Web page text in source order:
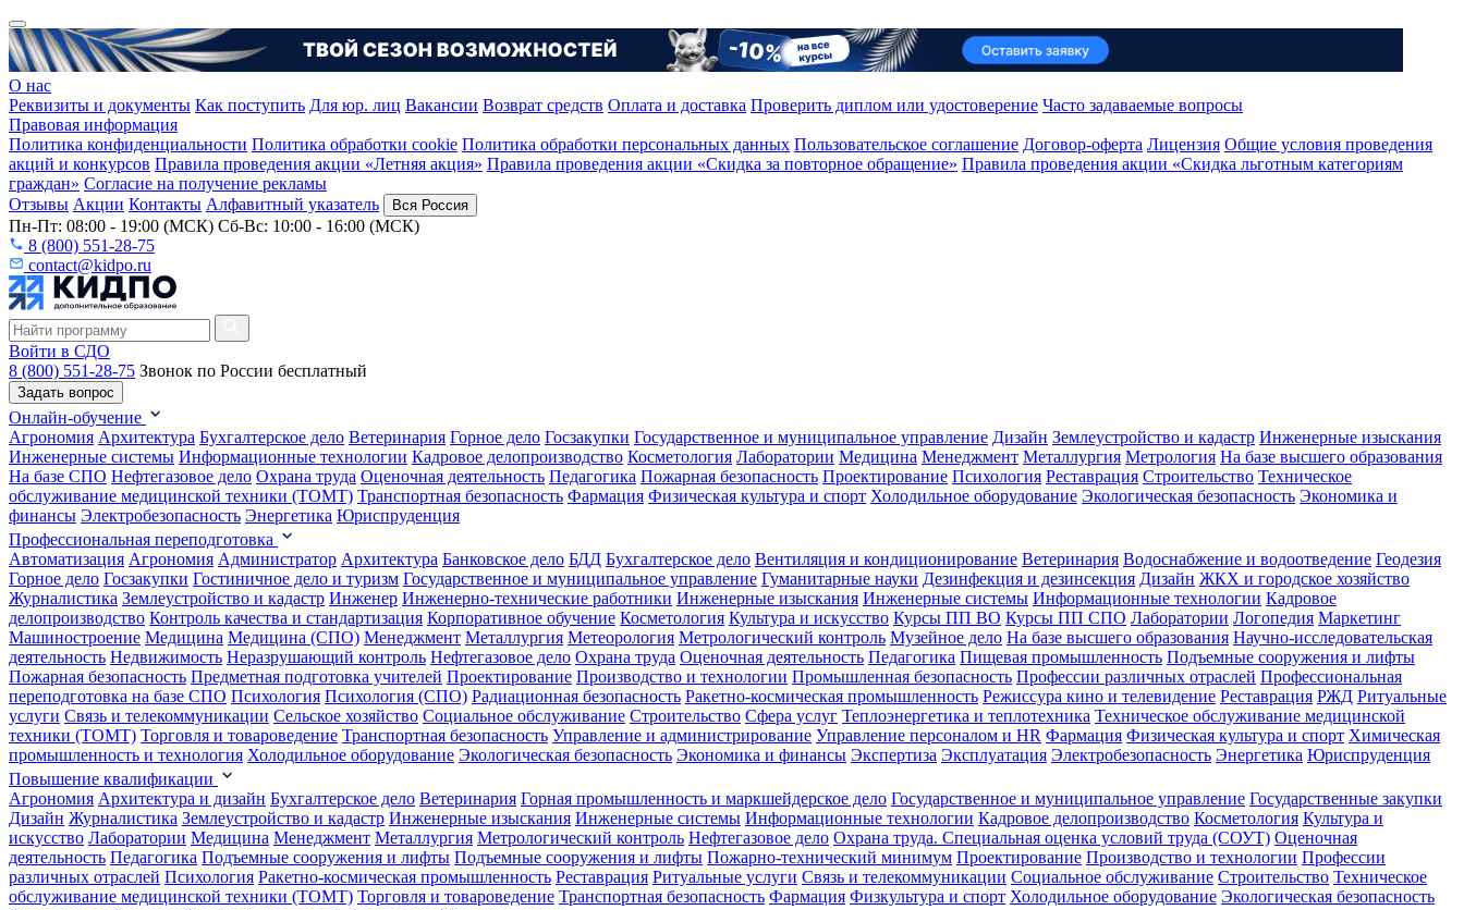
О нас
Реквизиты и документы Как поступить Для юр. лиц Вакансии Возврат средств Оплата и доставка Проверить диплом или удостоверение Часто задаваемые вопросы
Правовая информация
Политика конфиденциальности Политика обработки cookie Политика обработки персональных данных Пользовательское соглашение Договор-оферта Лицензия Общие условия проведения
акций и конкурсов Правила проведения акции «Летняя акция» Правила проведения акции «Скидка за повторное обращение» Правила проведения акции «Скидка льготным категориям
граждан» Согласие на получение рекламы
Отзывы Акции Контакты Алфавитный указатель Вся Россия
Пн-Пт: 08:00 - 19:00 (МСК) Сб-Вс: 10:00 - 16:00 (МСК)
8 (800) 551-28-75
contact@kidpo.ru
Войти в СДО
8 (800) 551-28-75 Звонок по России бесплатный
Задать вопрос
Онлайн-обучение
Агрономия Архитектура Бухгалтерское дело Ветеринария Горное дело Госзакупки Государственное и муниципальное управление Дизайн Землеустройство и кадастр Инженерные изыскания
Инженерные системы Информационные технологии Кадровое делопроизводство Косметология Лаборатории Медицина Менеджмент Металлургия Метрология На базе высшего образования
На базе СПО Нефтегазовое дело Охрана труда Оценочная деятельность Педагогика Пожарная безопасность Проектирование Психология Реставрация Строительство Техническое
обслуживание медицинской техники (ТОМТ) Транспортная безопасность Фармация Физическая культура и спорт Холодильное оборудование Экологическая безопасность Экономика и
финансы Электробезопасность Энергетика Юриспруденция
Профессиональная переподготовка
Автоматизация Агрономия Администратор Архитектура Банковское дело БДД Бухгалтерское дело Вентиляция и кондиционирование Ветеринария Водоснабжение и водоотведение Геодезия
Горное дело Госзакупки Гостиничное дело и туризм Государственное и муниципальное управление Гуманитарные науки Дезинфекция и дезинсекция Дизайн ЖКХ и городское хозяйство
Журналистика Землеустройство и кадастр Инженер Инженерно-технические работники Инженерные изыскания Инженерные системы Информационные технологии Кадровое
делопроизводство Контроль качества и стандартизация Корпоративное обучение Косметология Культура и искусство Курсы ПП ВО Курсы ПП СПО Лаборатории Логопедия Маркетинг
Машиностроение Медицина Медицина (СПО) Менеджмент Металлургия Метеорология Метрологический контроль Музейное дело На базе высшего образования Научно-исследовательская
деятельность Недвижимость Неразрушающий контроль Нефтегазовое дело Охрана труда Оценочная деятельность Педагогика Пищевая промышленность Подъемные сооружения и лифты
Пожарная безопасность Предметная подготовка учителей Проектирование Производство и технологии Промышленная безопасность Профессии различных отраслей Профессиональная
переподготовка на базе СПО Психология Психология (СПО) Радиационная безопасность Ракетно-космическая промышленность Режиссура кино и телевидение Реставрация РЖД Ритуальные
услуги Связь и телекоммуникации Сельское хозяйство Социальное обслуживание Строительство Сфера услуг Теплоэнергетика и теплотехника Техническое обслуживание медицинской
техники (ТОМТ) Торговля и товароведение Транспортная безопасность Управление и администрирование Управление персоналом и HR Фармация Физическая культура и спорт Химическая
промышленность и технология Холодильное оборудование Экологическая безопасность Экономика и финансы Экспертиза Эксплуатация Электробезопасность Энергетика Юриспруденция
Повышение квалификации
Агрономия Архитектура и дизайн Бухгалтерское дело Ветеринария Горная промышленность и маркшейдерское дело Государственное и муниципальное управление Государственные закупки
Дизайн Журналистика Землеустройство и кадастр Инженерные изыскания Инженерные системы Информационные технологии Кадровое делопроизводство Косметология Культура и
искусство Лаборатории Медицина Менеджмент Металлургия Метрологический контроль Нефтегазовое дело Охрана труда. Специальная оценка условий труда (СОУТ) Оценочная
деятельность Педагогика Подъемные сооружения и лифты Подъемные сооружения и лифты Пожарно-технический минимум Проектирование Производство и технологии Профессии
различных отраслей Психология Ракетно-космическая промышленность Реставрация Ритуальные услуги Связь и телекоммуникации Социальное обслуживание Строительство Техническое
обслуживание медицинской техники (ТОМТ) Торговля и товароведение Транспортная безопасность Фармация Физкультура и спорт Холодильное оборудование Экологическая безопасность